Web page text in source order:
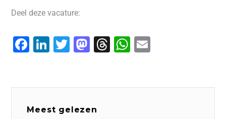
Deel deze vacature:
F
e
b
Li
e
dI
T
er
M
o
d
T
a
W
s
l
Meest gelezen